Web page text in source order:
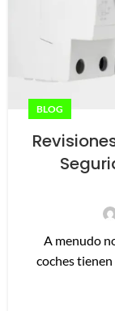
BLOG
A menudo
coches